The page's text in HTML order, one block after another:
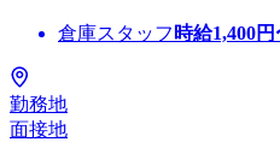
倉庫スタッフ 時給1,400
勤務地
面接地